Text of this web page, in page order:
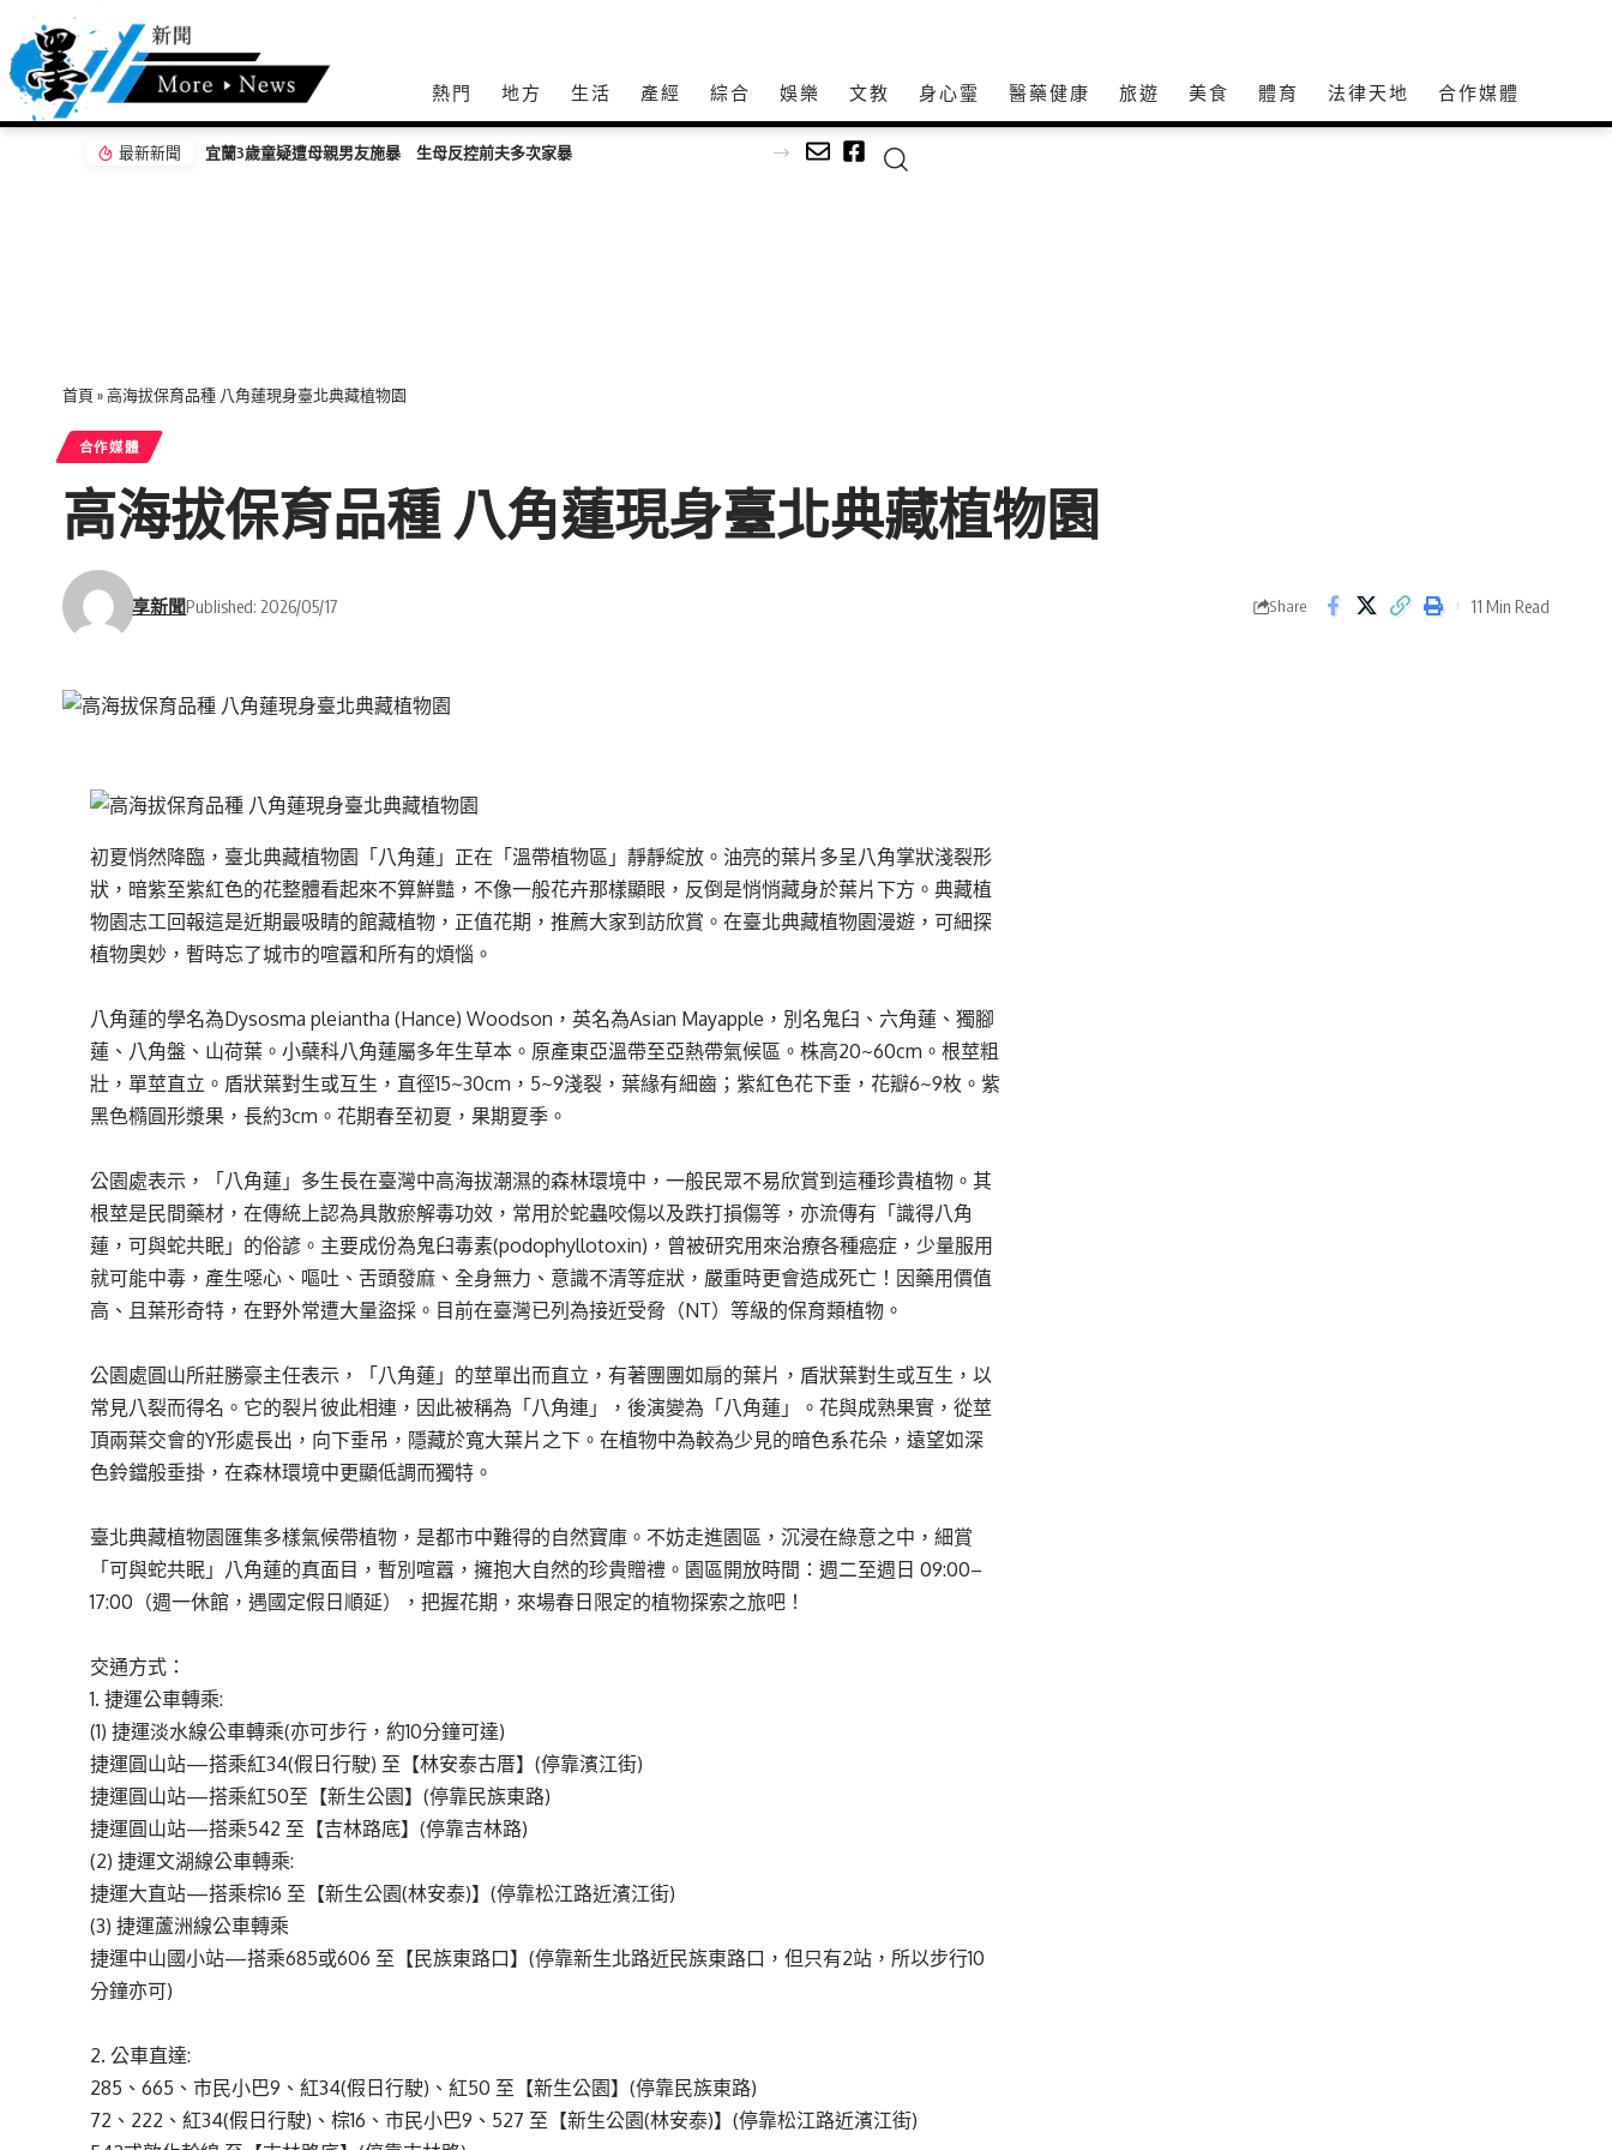
熱門 地方 生活 產經 綜合 娛樂 文教 身心𩆜 醫藥健康 旅遊 美食 體育 法律天地 合作媒體
最新新聞 宜蘭3歲童疑遭母親男友施暴 生母反控前夫多次家暴
首頁 »高海拔保育品種 八角蓮現身臺北典藏植物園
合作媒體
高海拔保育品種 八角蓮現身臺北典藏植物園
享新聞Published: 2026/05/17 Share 11 Min Read
初夏悄然降臨，臺北典藏植物園「八角蓮」正在「溫帶植物區」靜靜綻放。油亮的葉片多呈八角掌狀淺裂形
狀，暗紫至紫紅色的花整體看起來不算鮮豔，不像一般花卉那樣顯眼，反倒是悄悄藏身於葉片下方。典藏植
物園志工回報這是近期最吸睛的館藏植物，正值花期，推薦大家到訪欣賞。在臺北典藏植物園漫遊，可細探
植物奧妙，暫時忘了城市的喧囂和所有的煩惱。
八角蓮的學名為Dysosma pleiantha (Hance) Woodson，英名為Asian Mayapple，別名鬼臼、六角蓮、獨腳
蓮、八角盤、山荷葉。小蘗科八角蓮屬多年生草本。原產東亞溫帶至亞熱帶氣候區。株高20~60cm。根莖粗
壯，單莖直立。盾狀葉對生或互生，直徑15~30cm，5~9淺裂，葉緣有細齒；紫紅色花下垂，花瓣6~9枚。紫
黑色橢圓形漿果，長約3cm。花期春至初夏，果期夏季。
公園處表示，「八角蓮」多生長在臺灣中高海拔潮濕的森林環境中，一般民眾不易欣賞到這種珍貴植物。其
根莖是民間藥材，在傳統上認為具散瘀解毒功效，常用於蛇蟲咬傷以及跌打損傷等，亦流傳有「識得八角
蓮，可與蛇共眠」的俗諺。主要成份為鬼臼毒素(podophyllotoxin)，曾被研究用來治療各種癌症，少量服用
就可能中毒，產生噁心、嘔吐、舌頭發麻、全身無力、意識不清等症狀，嚴重時更會造成死亡！因藥用價值
高、且葉形奇特，在野外常遭大量盜採。目前在臺灣已列為接近受脅（NT）等級的保育類植物。
公園處圓山所莊勝豪主任表示，「八角蓮」的莖單出而直立，有著團團如扇的葉片，盾狀葉對生或互生，以
常見八裂而得名。它的裂片彼此相連，因此被稱為「八角連」，後演變為「八角蓮」。花與成熟果實，從莖
頂兩葉交會的Y形處長出，向下垂吊，隱藏於寬大葉片之下。在植物中為較為少見的暗色系花朵，遠望如深
色鈴鐺般垂掛，在森林環境中更顯低調而獨特。
臺北典藏植物園匯集多樣氣候帶植物，是都市中難得的自然寶庫。不妨走進園區，沉浸在綠意之中，細賞
「可與蛇共眠」八角蓮的真面目，暫別喧囂，擁抱大自然的珍貴贈禮。園區開放時間：週二至週日 09:00–
17:00（週一休館，遇國定假日順延），把握花期，來場春日限定的植物探索之旅吧！
交通方式：
1. 捷運公車轉乘:
(1) 捷運淡水線公車轉乘(亦可步行，約10分鐘可達)
捷運圓山站—搭乘紅34(假日行駛) 至【林安泰古厝】(停靠濱江街)
捷運圓山站—搭乘紅50至【新生公園】(停靠民族東路)
捷運圓山站—搭乘542 至【吉林路底】(停靠吉林路)
(2) 捷運文湖線公車轉乘:
捷運大直站—搭乘棕16 至【新生公園(林安泰)】(停靠松江路近濱江街)
(3) 捷運蘆洲線公車轉乘
捷運中山國小站—搭乘685或606 至【民族東路口】(停靠新生北路近民族東路口，但只有2站，所以步行10
分鐘亦可)
2. 公車直達:
285、665、市民小巴9、紅34(假日行駛)、紅50 至【新生公園】(停靠民族東路)
72、222、紅34(假日行駛)、棕16、市民小巴9、527 至【新生公園(林安泰)】(停靠松江路近濱江街)